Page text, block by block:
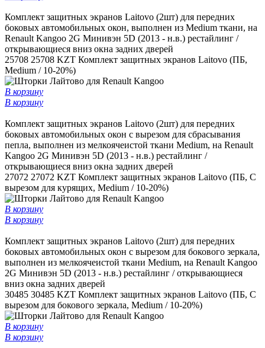
Комплект защитных экранов Laitovo (2шт) для передних
боковых автомобильных окон, выполнен из Medium ткани, на
Renault Kangoo 2G Минивэн 5D (2013 - н.в.) рестайлинг /
открывающиеся вниз окна задних дверей
25708 25708 KZT Комплект защитных экранов Laitovo (ПБ,
Medium / 10-20%)
В корзину
В корзину
Комплект защитных экранов Laitovo (2шт) для передних
боковых автомобильных окон c вырезом для сбрасывания
пепла, выполнен из мелкоячеистой ткани Medium, на Renault
Kangoo 2G Минивэн 5D (2013 - н.в.) рестайлинг /
открывающиеся вниз окна задних дверей
27072 27072 KZT Комплект защитных экранов Laitovo (ПБ, С
вырезом для курящих, Medium / 10-20%)
В корзину
В корзину
Комплект защитных экранов Laitovo (2шт) для передних
боковых автомобильных окон с вырезом для бокового зеркала,
выполнен из мелкоячеистой ткани Medium, на Renault Kangoo
2G Минивэн 5D (2013 - н.в.) рестайлинг / открывающиеся
вниз окна задних дверей
30485 30485 KZT Комплект защитных экранов Laitovo (ПБ, С
вырезом для бокового зеркала, Medium / 10-20%)
В корзину
В корзину